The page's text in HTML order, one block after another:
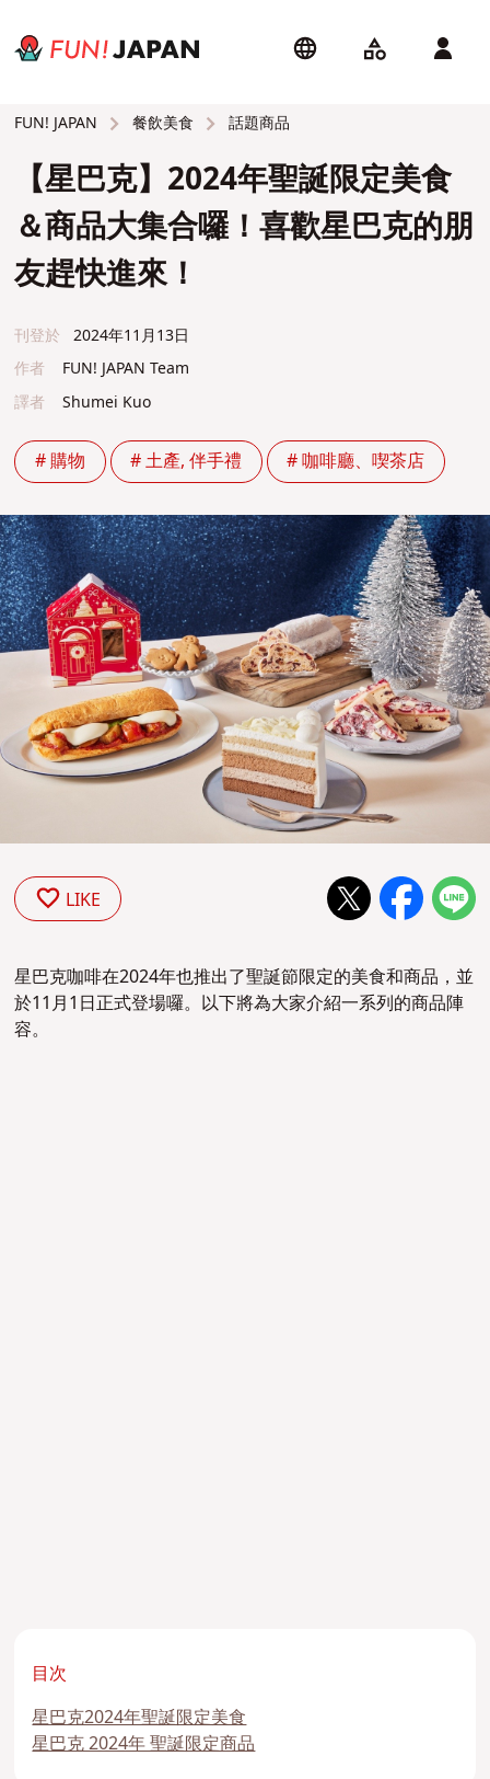
FUN! JAPAN 餐飲美食 話題商品
【星巴克】2024年聖誕限定美食
＆商品大集合囉！喜歡星巴克的朋
友趕快進來！
刊登於
2024年11月13日
作者
FUN! JAPAN Team
譯者
Shumei Kuo
# 購物 # 土產, 伴手禮 # 咖啡廳、喫茶店
LIKE
星巴克咖啡在2024年也推出了聖誕節限定的美食和商品，並
於11月1日正式登場囉。以下將為大家介紹一系列的商品陣
容。
目次
星巴克2024年聖誕限定美食
星巴克 2024年 聖誕限定商品